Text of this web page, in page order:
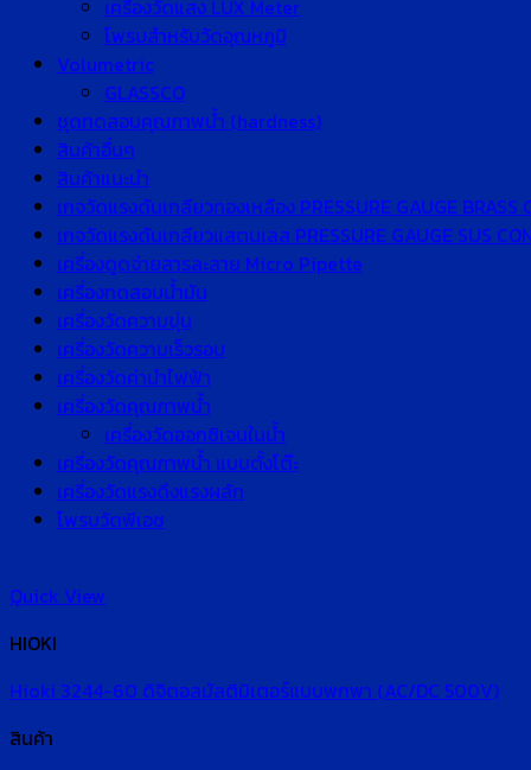
เครื่องวัดแสง LUX Meter
โพรบสำหรับวัดอุณหภูมิ
Volumetric
GLASSCO
ชุดทดสอบคุณภาพน้ำ (hardness)
สินค้าอื่นๆ
สินค้าแนะนำ
เกจวัดแรงดันเกลียวทองเหลือง PRESSURE GAUGE BRASS
เกจวัดแรงดันเกลียวแสตนเลส PRESSURE GAUGE SUS
เครื่องดูดจ่ายสารละลาย Micro Pipette
เครื่องทดสอบน้ำมัน
เครื่องวัดความขุ่น
เครื่องวัดความเร็วรอบ
เครื่องวัดค่านำไฟฟ้า
เครื่องวัดคุณภาพน้ำ
เครื่องวัดออกซิเจนในน้ำ
เครื่องวัดคุณภาพน้ำ แบบตั้งโต๊ะ
เครื่องวัดแรงดึงแรงผลัก
โพรบวัดพีเอช
Quick View
HIOKI
Hioki 3244-60 ดิจิตอลมัลติมิเตอร์แบบพกพา (AC/DC 500V)
สินค้า